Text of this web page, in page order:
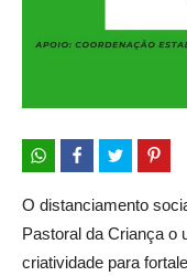
O distanciamento
Pastoral da Criança o
criatividade para